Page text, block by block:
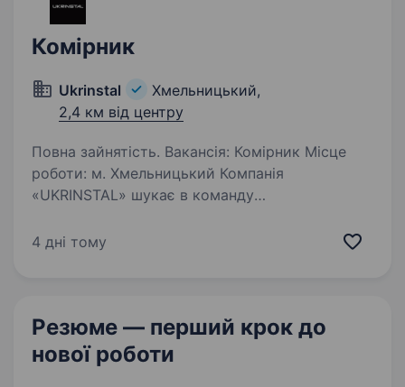
Комірник
Ukrinstal
Хмельницький,
2,4 км від центру
Повна зайнятість. Вакансія: Комірник Місце
роботи: м. Хмельницький Компанія
«UKRINSTAL» шукає в команду
для роботи в складському приміщенні.
4 дні тому
Резюме — перший крок до
нової роботи